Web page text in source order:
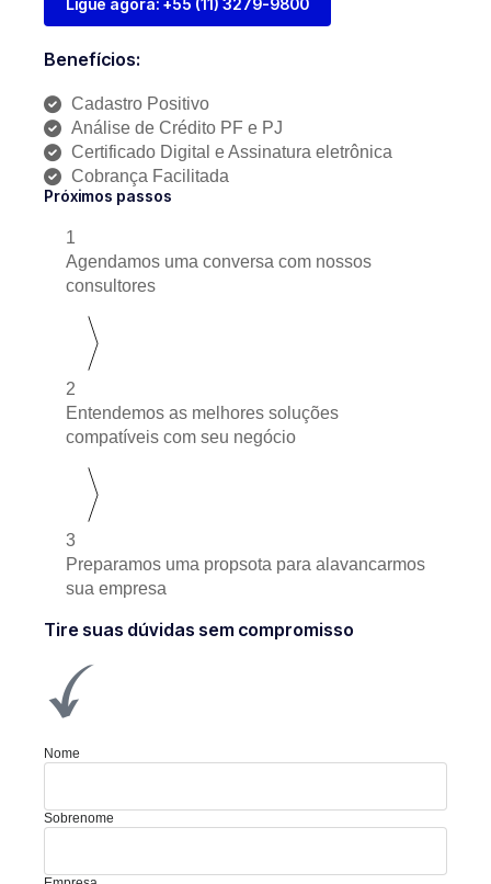
Benefícios:
Cadastro Positivo
Análise de Crédito PF e PJ
Certificado Digital e Assinatura eletrônica
Cobrança Facilitada
Próximos passos
1
Agendamos uma conversa com nossos
consultores
2
Entendemos as melhores soluções
compatíveis com seu negócio
3
Preparamos uma propsota para alavancarmos
sua empresa
Tire suas dúvidas sem compromisso
Nome
Sobrenome